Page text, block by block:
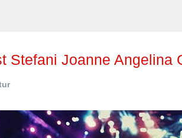
ist Stefani Joanne Angelina